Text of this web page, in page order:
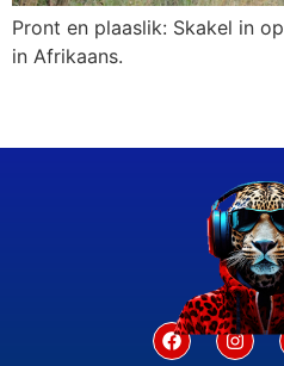
Pront en plaaslik: Skakel in
in Afrikaans.